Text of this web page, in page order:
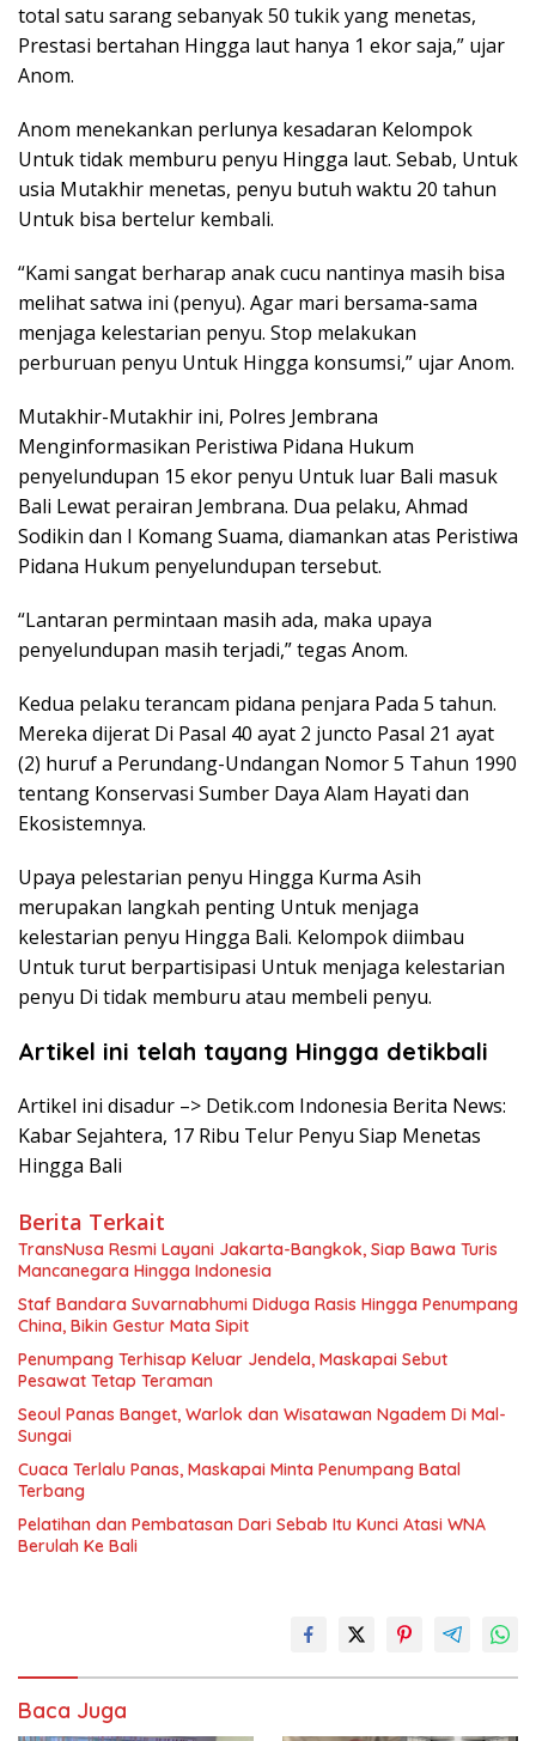
total satu sarang sebanyak 50 tukik yang menetas,
Prestasi bertahan Hingga laut hanya 1 ekor saja,” ujar
Anom.
Anom menekankan perlunya kesadaran Kelompok
Untuk tidak memburu penyu Hingga laut. Sebab, Untuk
usia Mutakhir menetas, penyu butuh waktu 20 tahun
Untuk bisa bertelur kembali.
“Kami sangat berharap anak cucu nantinya masih bisa
melihat satwa ini (penyu). Agar mari bersama-sama
menjaga kelestarian penyu. Stop melakukan
perburuan penyu Untuk Hingga konsumsi,” ujar Anom.
Mutakhir-Mutakhir ini, Polres Jembrana
Menginformasikan Peristiwa Pidana Hukum
penyelundupan 15 ekor penyu Untuk luar Bali masuk
Bali Lewat perairan Jembrana. Dua pelaku, Ahmad
Sodikin dan I Komang Suama, diamankan atas Peristiwa
Pidana Hukum penyelundupan tersebut.
“Lantaran permintaan masih ada, maka upaya
penyelundupan masih terjadi,” tegas Anom.
Kedua pelaku terancam pidana penjara Pada 5 tahun.
Mereka dijerat Di Pasal 40 ayat 2 juncto Pasal 21 ayat
(2) huruf a Perundang-Undangan Nomor 5 Tahun 1990
tentang Konservasi Sumber Daya Alam Hayati dan
Ekosistemnya.
Upaya pelestarian penyu Hingga Kurma Asih
merupakan langkah penting Untuk menjaga
kelestarian penyu Hingga Bali. Kelompok diimbau
Untuk turut berpartisipasi Untuk menjaga kelestarian
penyu Di tidak memburu atau membeli penyu.
Artikel ini telah tayang Hingga detikbali
Artikel ini disadur –> Detik.com Indonesia Berita News:
Kabar Sejahtera, 17 Ribu Telur Penyu Siap Menetas
Hingga Bali
Berita Terkait
TransNusa Resmi Layani Jakarta-Bangkok, Siap Bawa Turis
Mancanegara Hingga Indonesia
Staf Bandara Suvarnabhumi Diduga Rasis Hingga Penumpang
China, Bikin Gestur Mata Sipit
Penumpang Terhisap Keluar Jendela, Maskapai Sebut
Pesawat Tetap Teraman
Seoul Panas Banget, Warlok dan Wisatawan Ngadem Di Mal-
Sungai
Cuaca Terlalu Panas, Maskapai Minta Penumpang Batal
Terbang
Pelatihan dan Pembatasan Dari Sebab Itu Kunci Atasi WNA
Berulah Ke Bali
Baca Juga